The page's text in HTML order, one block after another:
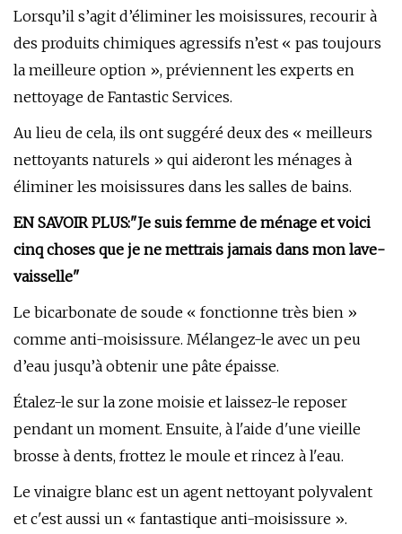
Lorsqu’il s’agit d’éliminer les moisissures, recourir à
des produits chimiques agressifs n’est « pas toujours
la meilleure option », préviennent les experts en
nettoyage de Fantastic Services.
Au lieu de cela, ils ont suggéré deux des « meilleurs
nettoyants naturels » qui aideront les ménages à
éliminer les moisissures dans les salles de bains.
EN SAVOIR PLUS:"Je suis femme de ménage et voici
cinq choses que je ne mettrais jamais dans mon lave-
vaisselle"
Le bicarbonate de soude « fonctionne très bien »
comme anti-moisissure. Mélangez-le avec un peu
d’eau jusqu’à obtenir une pâte épaisse.
Étalez-le sur la zone moisie et laissez-le reposer
pendant un moment. Ensuite, à l'aide d'une vieille
brosse à dents, frottez le moule et rincez à l'eau.
Le vinaigre blanc est un agent nettoyant polyvalent
et c'est aussi un « fantastique anti-moisissure ».